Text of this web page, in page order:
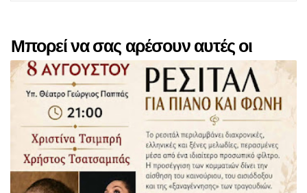
Μπορεί να σας αρέσουν αυτές οι
αναρτήσεις